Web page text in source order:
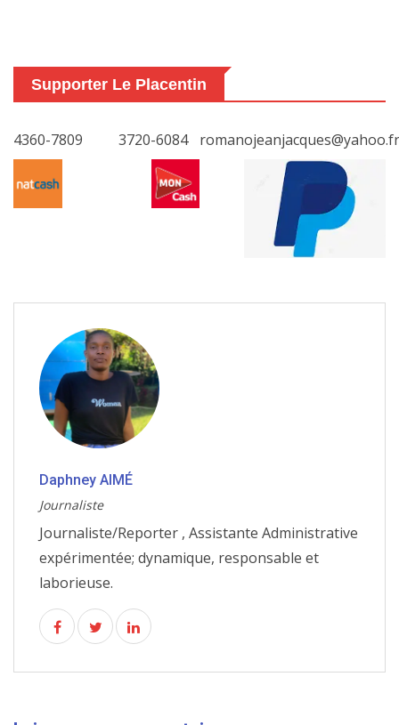
Supporter Le Placentin
4360-7809 3720-6084 romanojeanjacques@yahoo.fr
Daphney AIMÉ
Journaliste
Journaliste/Reporter , Assistante Administrative
expérimentée; dynamique, responsable et
laborieuse.